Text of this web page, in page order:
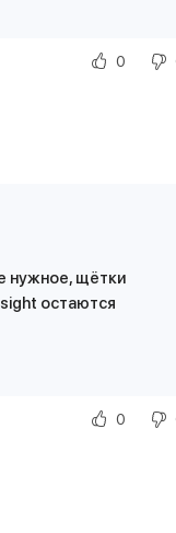
0
нужное, щётки
остаются
0